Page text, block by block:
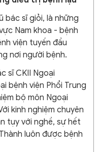
bác sĩ giỏi, là những
Nam khoa - bệnh
viện tuyến đầu
nơi người bệnh.
sĩ CKII Ngoại
bệnh viện Phổi Trung
bộ môn Ngoại
kinh nghiệm chuyên
tụy với nghề, sự hết
luôn được bệnh